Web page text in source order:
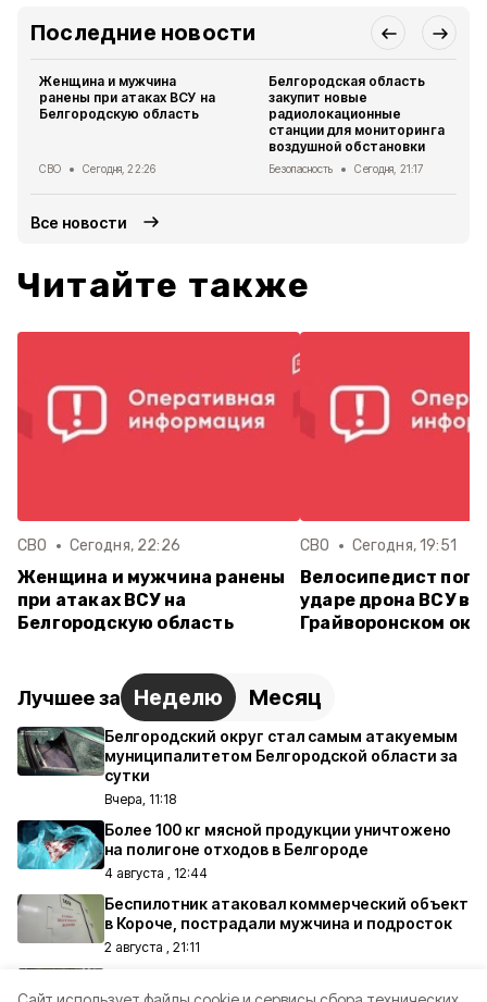
Последние новости
Женщина и мужчина
ранены при атаках ВСУ на
Белгородскую область
СВО Сегодня, 22:26
Белгородская область
закупит новые
радиолокационные
станции для мониторинга
воздушной обстановки
Безопасность Сегодня, 21:17
Все новости
Читайте также
СВО Сегодня, 22:26
Женщина и мужчина ранены
при атаках ВСУ на
Белгородскую область
СВО Сегодня, 19:51
Велосипедист
ударе дрона ВСУ в
Грайворонском
Лучшее за Неделю Месяц
Белгородский округ стал самым атакуемым
муниципалитетом Белгородской области за
сутки
Вчера, 11:18
Более 100 кг мясной продукции уничтожено
на полигоне отходов в Белгороде
4 августа , 12:44
Беспилотник атаковал коммерческий объект
в Короче, пострадали мужчина и подросток
2 августа , 21:11
территорией Белгородской области за сутки